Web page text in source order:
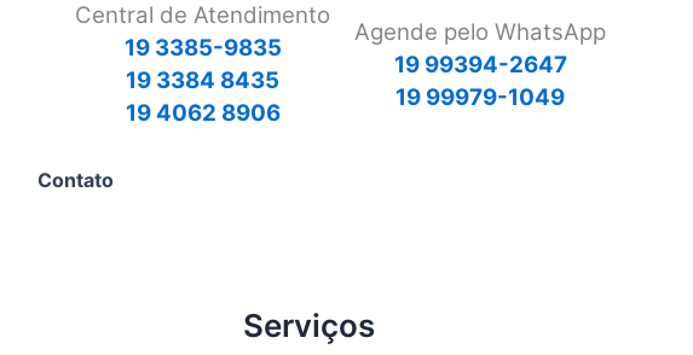
Central de Atendimento
19 3385-9835
19 3384 8435
19 4062 8906
Agende pelo WhatsApp
19 99394-2647
19 99979-1049
Contato
Serviços